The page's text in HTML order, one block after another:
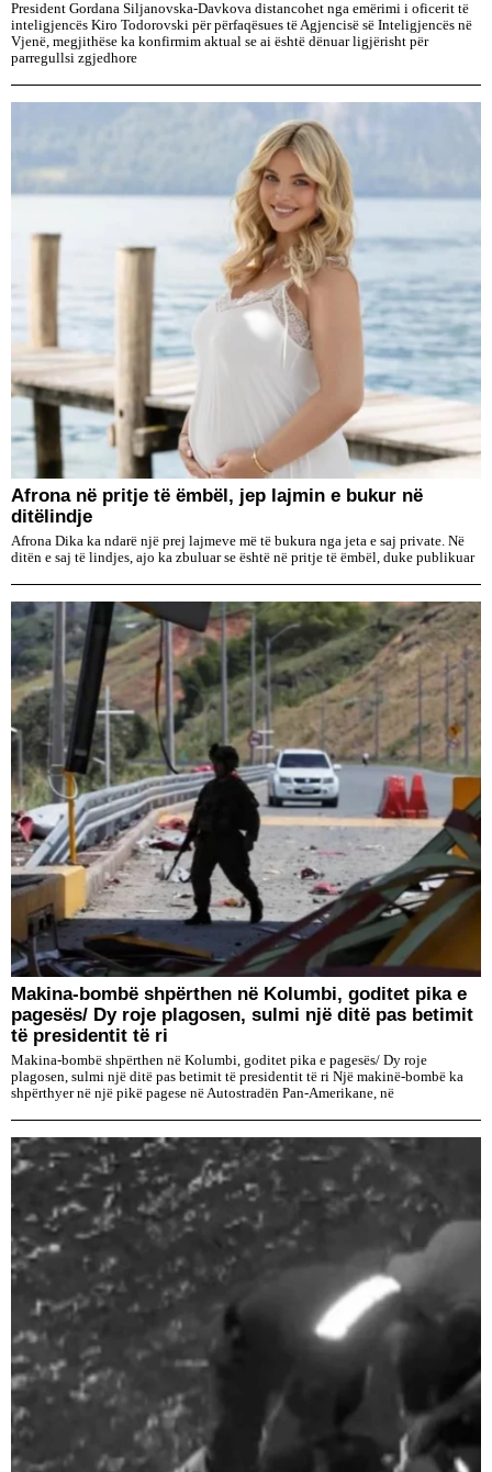
President Gordana Siljanovska-Davkova distancohet nga emërimi i oficerit të
inteligjencës Kiro Todorovski për përfaqësues të Agjencisë së Inteligjencës në
Vjenë, megjithëse ka konfirmim aktual se ai është dënuar ligjërisht për
parregullsi zgjedhore
Afrona në pritje të ëmbël, jep lajmin e bukur në
ditëlindje
Afrona Dika ka ndarë një prej lajmeve më të bukura nga jeta e saj private. Në
ditën e saj të lindjes, ajo ka zbuluar se është në pritje të ëmbël, duke publikuar
Makina-bombë shpërthen në Kolumbi, goditet pika e
pagesës/ Dy roje plagosen, sulmi një ditë pas betimit
të presidentit të ri
Makina-bombë shpërthen në Kolumbi, goditet pika e pagesës/ Dy roje
plagosen, sulmi një ditë pas betimit të presidentit të ri Një makinë-bombë ka
shpërthyer në një pikë pagese në Autostradën Pan-Amerikane, në